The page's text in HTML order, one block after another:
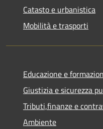
Catasto e urbanistica
Mobilità e trasporti
Educazione e
Giustizia e sicurezza
Tributi,finanze e
Ambiente